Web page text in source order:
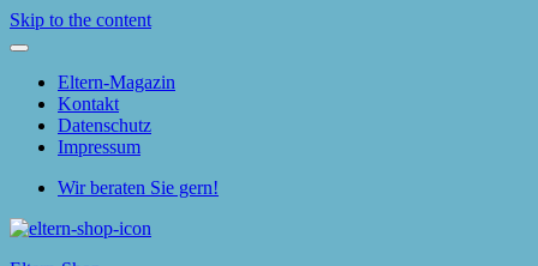
Skip to the content
Eltern-Magazin
Kontakt
Datenschutz
Impressum
Wir beraten Sie gern!